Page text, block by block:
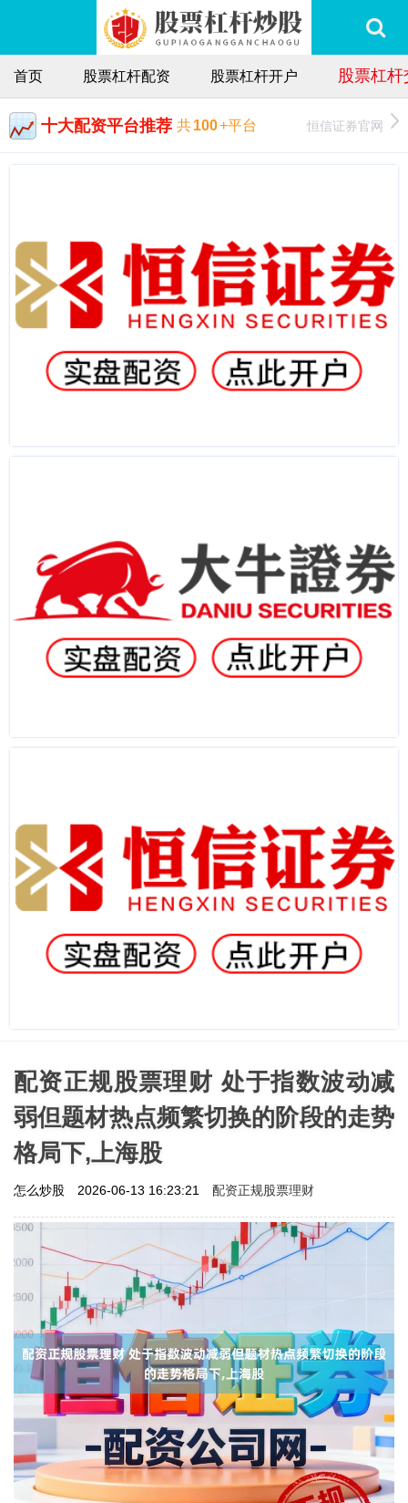
首页 股票杠杆配资 股票杠杆开户 股票杠
十大配资平台推荐 共100+平台 恒信证券官网
配资正规股票理财 处于指数波动减
弱但题材热点频繁切换的阶段的走势
格局下,上海股
怎么炒股 2026-06-13 16:23:21 配资正规股票理财